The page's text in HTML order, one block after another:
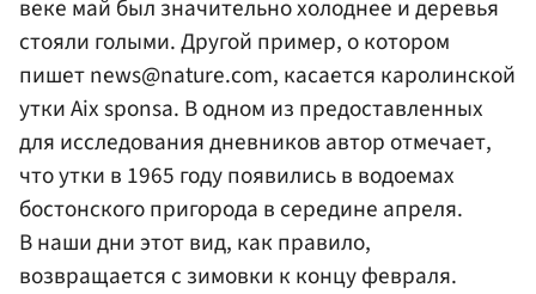
веке май был значительно холоднее и деревья
стояли голыми. Другой пример, о котором
пишет news@nature.com, касается каролинской
утки Aix sponsa. В одном из предоставленных
для исследования дневников автор отмечает,
что утки в 1965 году появились в водоемах
бостонского пригорода в середине апреля.
В наши дни этот вид, как правило,
возвращается с зимовки к концу февраля.